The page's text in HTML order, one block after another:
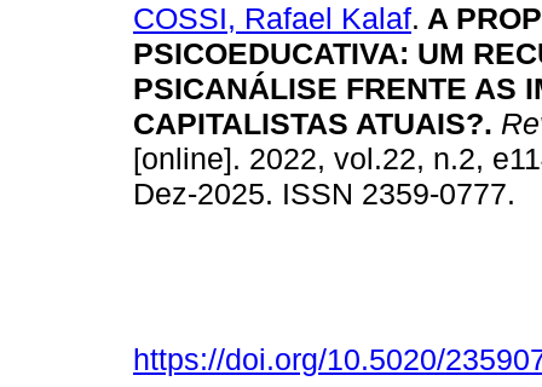
COSSI, Rafael Kalaf. A
PSICOEDUCATIVA: UM
PSICANÁLISE FRENTE AS
CAPITALISTAS ATUAIS?.
[online]. 2022, vol.22, n.2,
Dez-2025. ISSN 2359-0777.
https://doi.org/10.5020/